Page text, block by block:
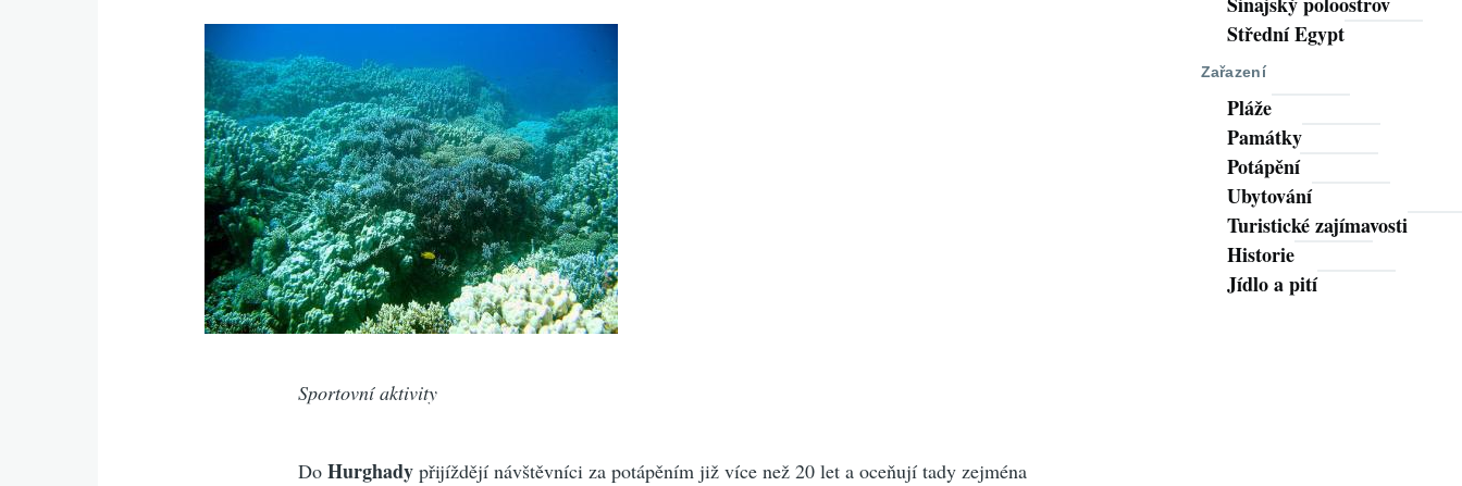
Sportovní aktivity
DoHurghady přijíždějí návštěvníci za potápěním již více než 20 let a oceňují tady zejména
Střední Egypt
Zařazení
Pláže
Památky
Potápění
Ubytování
Turistické zajímavosti
Historie
Jídlo a pití